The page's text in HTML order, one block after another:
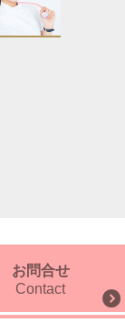
お問合せ
Contact